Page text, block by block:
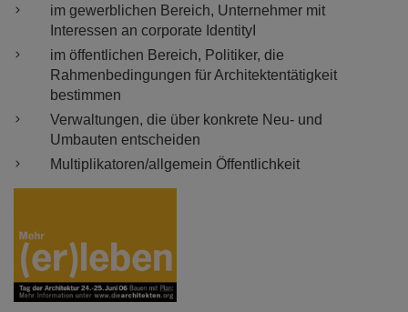
im gewerblichen Bereich, Unternehmer mit
Interessen an corporate IdentityI
im öffentlichen Bereich, Politiker, die
Rahmenbedingungen für Architektentätigkeit
bestimmen
Verwaltungen, die über konkrete Neu- und
Umbauten entscheiden
Multiplikatoren/allgemein Öffentlichkeit